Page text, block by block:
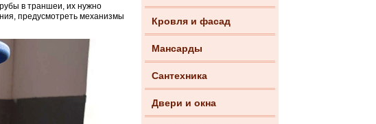
Кровля и фасад
Мансарды
Сантехника
Двери и окна
в траншеи, их нужно
предусмотреть механизмы